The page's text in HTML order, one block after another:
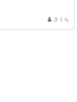
さくら